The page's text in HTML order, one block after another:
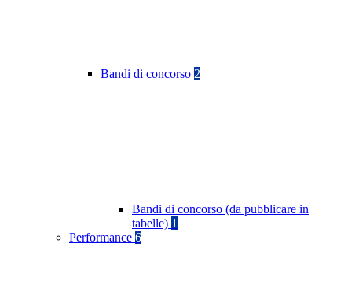
Bandi di concorso 2
Bandi di concorso (da pubblicare in
tabelle) 1
Performance 6